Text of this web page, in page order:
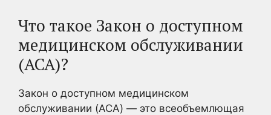
Что такое Закон о доступном
медицинском обслуживании
(ACA)?
Закон о доступном медицинском
обслуживании (ACA) — это всеобъемлющая